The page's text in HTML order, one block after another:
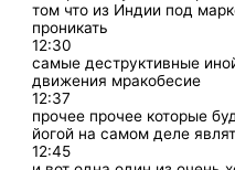
том что из Индии под
проникать
12:30
самые деструктивные
движения мракобесие
12:37
прочее прочее которые
йогой на самом деле
12:45